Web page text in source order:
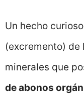
Un hecho
(excremento) de
minerales que
de abonos